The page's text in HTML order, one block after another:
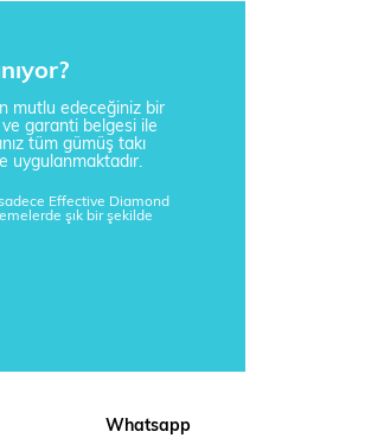
mutlu edeceğiniz bir
garanti belgesi ile
tüm gümüş takı
uygulanmaktadır.
Effective Diamond
şık bir şekilde
Whatsapp